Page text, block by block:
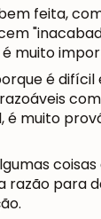
feita,
muito
é
é muito
razão para